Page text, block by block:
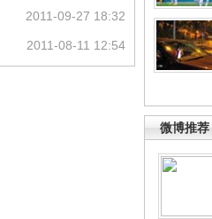
微博推荐
2011-09-27 18:32
2011-08-11 12:54